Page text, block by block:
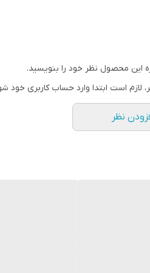
این محصول نظر خود را بنویسید.
لازم است ابتدا وارد حساب کاربری خود
نظر